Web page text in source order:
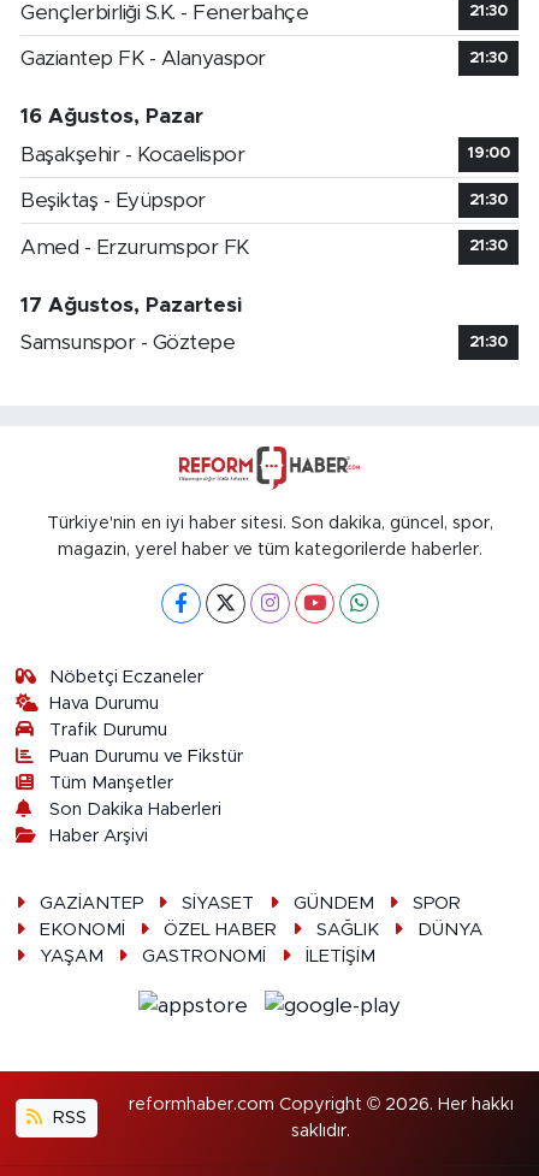
Gençlerbirliği S.K. - Fenerbahçe 21:30
Gaziantep FK - Alanyaspor 21:30
16 Ağustos, Pazar
Başakşehir - Kocaelispor
19:00
Beşiktaş - Eyüpspor 21:30
Amed - Erzurumspor FK 21:30
17 Ağustos, Pazartesi
Samsunspor - Göztepe
21:30
Türkiye'nin en iyi haber sitesi. Son dakika, güncel, spor,
magazin, yerel haber ve tüm kategorilerde haberler.
Nöbetçi Eczaneler
Hava Durumu
Trafik Durumu
Puan Durumu ve Fikstür
Tüm Manşetler
Son Dakika Haberleri
Haber Arşivi
GAZİANTEP SİYASET GÜNDEM
SPOR
EKONOMİ
ÖZEL HABER SAĞLIK
DÜNYA
YAŞAM
GASTRONOMİ İLETİŞİM
RSS
reformhaber.com Copyright © 2026. Her hakkı
saklıdır.